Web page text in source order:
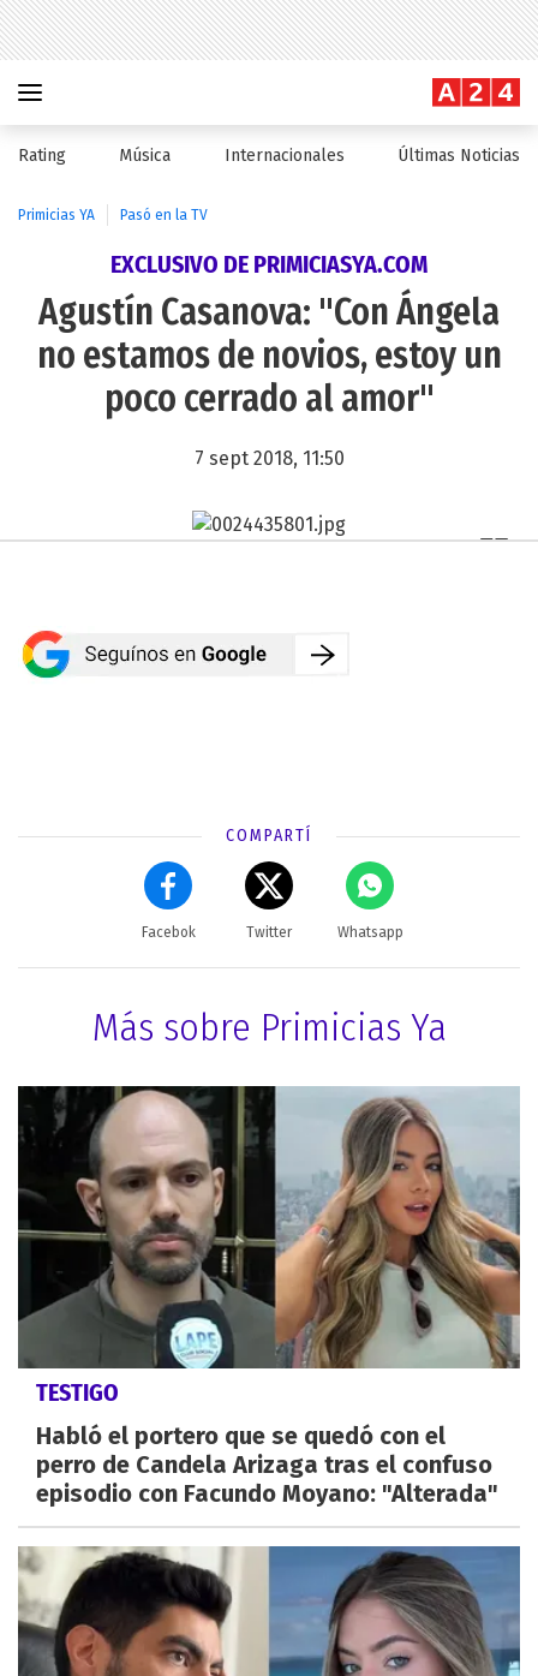
Rating Música Internacionales Últimas Noticias
Primicias YA Pasó en la TV
EXCLUSIVO DE PRIMICIASYA.COM
Agustín Casanova: "Con Ángela
no estamos de novios, estoy un
poco cerrado al amor"
7 sept 2018, 11:50
COMPARTÍ
Facebok Twitter Whatsapp
Más sobre Primicias Ya
TESTIGO
Habló el portero que se quedó con el
perro de Candela Arizaga tras el confuso
episodio con Facundo Moyano: "Alterada"